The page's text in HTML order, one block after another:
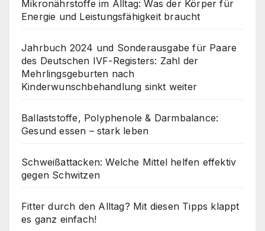
Mikronährstoffe im Alltag: Was der Körper für
Energie und Leistungsfähigkeit braucht
Jahrbuch 2024 und Sonderausgabe für Paare
des Deutschen IVF-Registers: Zahl der
Mehrlingsgeburten nach
Kinderwunschbehandlung sinkt weiter
Ballaststoffe, Polyphenole & Darmbalance:
Gesund essen – stark leben
Schweißattacken: Welche Mittel helfen effektiv
gegen Schwitzen
Fitter durch den Alltag? Mit diesen Tipps klappt
es ganz einfach!